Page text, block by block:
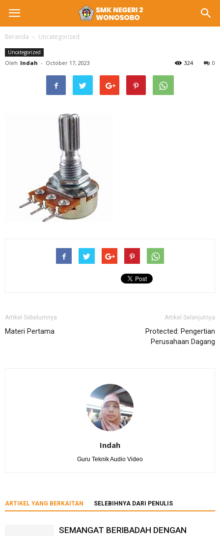
Beranda Uncategorized
Uncategorized
Oleh Indah - October 17, 2023 0
324
Artikel Sebelumnya
Materi Pertama
Artikel Selanjutnya
Protected: Pengertian
Perusahaan Dagang
Indah
Guru Teknik Audio Video
ARTIKEL YANG BERKAITAN SELEBIHNYA DARI PENULIS
SEMANGAT BERIBADAH DENGAN